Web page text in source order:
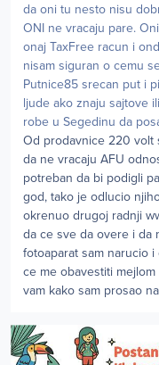
da oni tu nesto nisu
ONI ne vracaju pare.
onaj TaxFree racun i
nisam siguran o cemu
Putnice85 srecan put i
ljude ako znaju sajtove
robe u Segedinu da
Od prodavnice 220 volt
da ne vracaju AFU
potreban da bi podigli
god, tako je odlucio
okrenuo drugoj radnji
da ce sve da overe i da
fotoaparat sam narucio
ce me obavestiti
vam kako sam prosao